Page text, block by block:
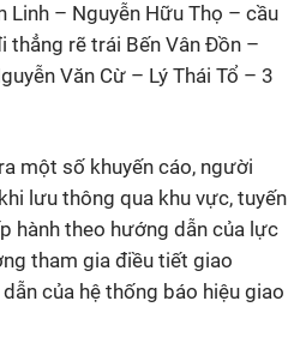
Linh – Nguyễn Hữu Thọ – cầu
thẳng rẽ trái Bến Vân Đồn –
Văn Cừ – Lý Thái Tổ – 3
một số khuyến cáo, người
lưu thông qua khu vực, tuyến
hành theo hướng dẫn của lực
tham gia điều tiết giao
của hệ thống báo hiệu giao